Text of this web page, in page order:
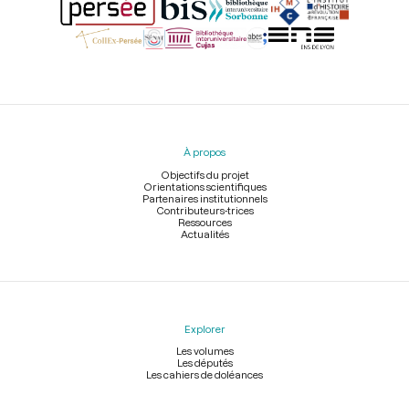
Menu
À propos
Objectifs du projet
Orientations scientifiques
Partenaires institutionnels
Contributeurs-trices
Ressources
Actualités
Explorer
Les volumes
Les députés
Les cahiers de doléances